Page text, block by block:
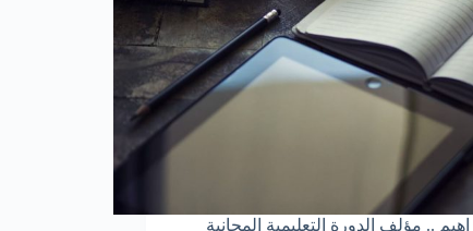
.. مؤلف الدورة التعليمية المجانية